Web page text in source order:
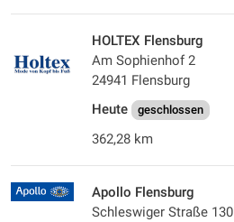
HOLTEX Flensburg
Am Sophienhof 2
24941 Flensburg
Heute
geschlossen
362,28 km
Apollo Flensburg
Schleswiger Straße 130